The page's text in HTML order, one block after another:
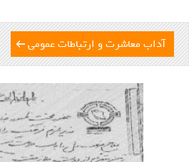
آداب معاشرت و ارتباطات عمومی